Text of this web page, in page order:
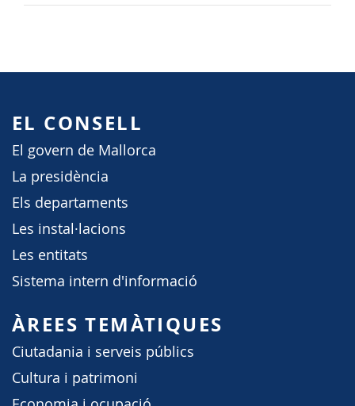
EL CONSELL
El govern de Mallorca
La presidència
Els departaments
Les instal·lacions
Les entitats
Sistema intern d'informació
ÀREES TEMÀTIQUES
Ciutadania i serveis públics
Cultura i patrimoni